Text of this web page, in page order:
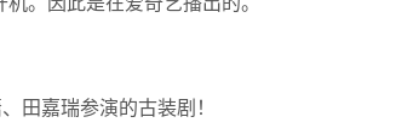
田嘉瑞参演的古装剧！